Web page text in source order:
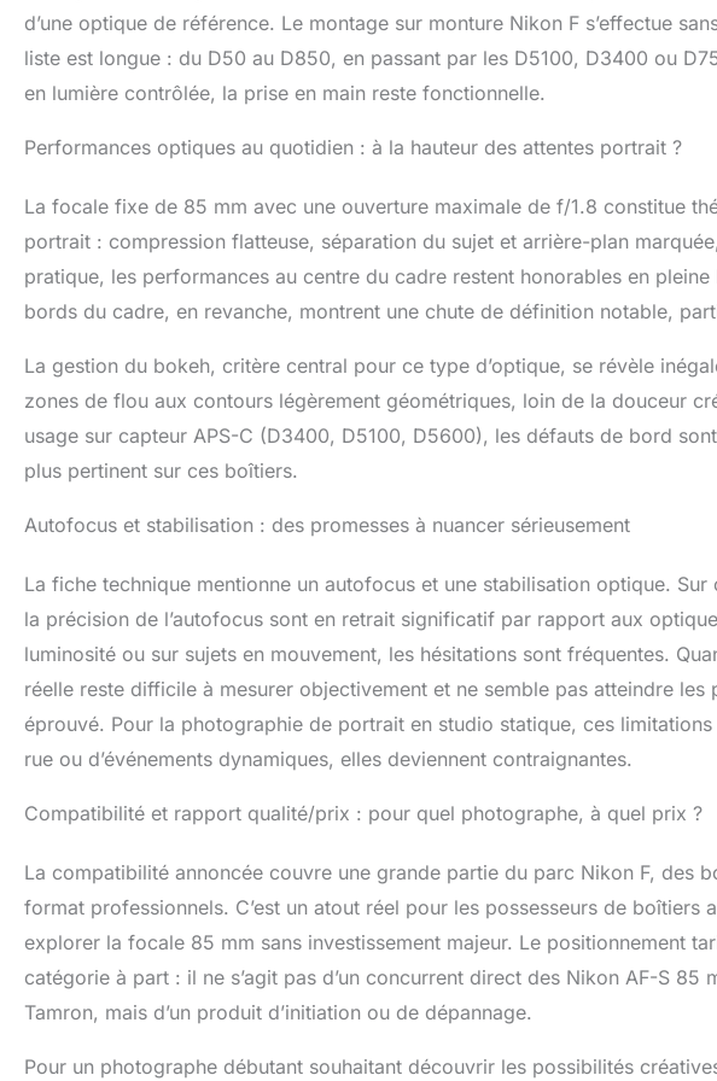
d’une optique de référence. Le montage sur monture Nikon F s’effectue
liste est longue : du D50 au D850, en passant par les D5100, D3400 ou
en lumière contrôlée, la prise en main reste fonctionnelle.
Performances optiques au quotidien : à la hauteur des attentes portrait ?
La focale fixe de 85 mm avec une ouverture maximale de f/1.8 constitue
portrait : compression flatteuse, séparation du sujet et arrière-plan
pratique, les performances au centre du cadre restent honorables en
bords du cadre, en revanche, montrent une chute de définition notable,
La gestion du bokeh, critère central pour ce type d’optique, se révèle
zones de flou aux contours légèrement géométriques, loin de la douceur
usage sur capteur APS-C (D3400, D5100, D5600), les défauts de bord
plus pertinent sur ces boîtiers.
Autofocus et stabilisation : des promesses à nuancer sérieusement
La fiche technique mentionne un autofocus et une stabilisation optique.
la précision de l’autofocus sont en retrait significatif par rapport aux
luminosité ou sur sujets en mouvement, les hésitations sont fréquentes.
réelle reste difficile à mesurer objectivement et ne semble pas atteindre les
éprouvé. Pour la photographie de portrait en studio statique, ces
rue ou d’événements dynamiques, elles deviennent contraignantes.
Compatibilité et rapport qualité/prix : pour quel photographe, à quel prix ?
La compatibilité annoncée couvre une grande partie du parc Nikon F, des
format professionnels. C’est un atout réel pour les possesseurs de boîtiers
explorer la focale 85 mm sans investissement majeur. Le positionnement
catégorie à part : il ne s’agit pas d’un concurrent direct des Nikon AF-S 85
Tamron, mais d’un produit d’initiation ou de dépannage.
Pour un photographe débutant souhaitant découvrir les possibilités